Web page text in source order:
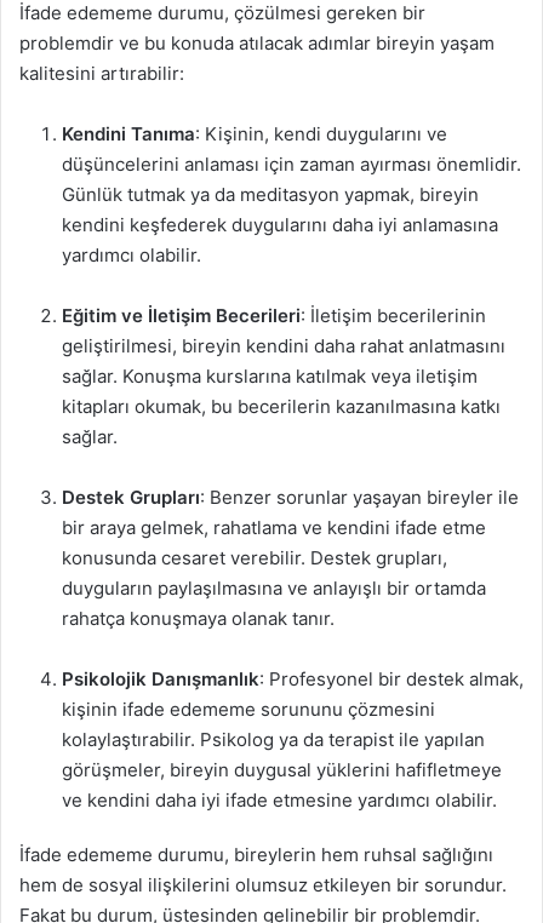
İfade edememe durumu, çözülmesi gereken bir
problemdir ve bu konuda atılacak adımlar bireyin yaşam
kalitesini artırabilir:
Kendini Tanıma: Kişinin, kendi duygularını ve
düşüncelerini anlaması için zaman ayırması önemlidir.
Günlük tutmak ya da meditasyon yapmak, bireyin
kendini keşfederek duygularını daha iyi anlamasına
yardımcı olabilir.
Eğitim ve İletişim Becerileri: İletişim becerilerinin
geliştirilmesi, bireyin kendini daha rahat anlatmasını
sağlar. Konuşma kurslarına katılmak veya iletişim
kitapları okumak, bu becerilerin kazanılmasına katkı
sağlar.
Destek Grupları: Benzer sorunlar yaşayan bireyler ile
bir araya gelmek, rahatlama ve kendini ifade etme
konusunda cesaret verebilir. Destek grupları,
duyguların paylaşılmasına ve anlayışlı bir ortamda
rahatça konuşmaya olanak tanır.
Psikolojik Danışmanlık: Profesyonel bir destek almak,
kişinin ifade edememe sorununu çözmesini
kolaylaştırabilir. Psikolog ya da terapist ile yapılan
görüşmeler, bireyin duygusal yüklerini hafifletmeye
ve kendini daha iyi ifade etmesine yardımcı olabilir.
İfade edememe durumu, bireylerin hem ruhsal sağlığını
hem de sosyal ilişkilerini olumsuz etkileyen bir sorundur.
Fakat bu durum, üstesinden gelinebilir bir problemdir.